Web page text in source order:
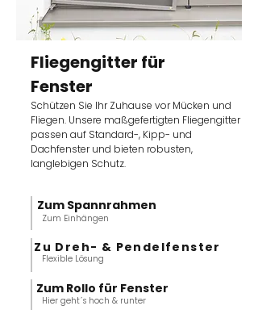
Fliegengitter für
Fenster
Schützen Sie Ihr Zuhause vor Mücken und
Fliegen. Unsere maßgefertigten Fliegengitter
passen auf Standard-, Kipp- und
Dachfenster und bieten robusten,
langlebigen Schutz.
Zum Einhängen
Zum Spannrahmen
Flexible Lösung
Zu Dreh- & Pendelfenster
Hier geht´s hoch & runter
Zum Rollo für Fenster